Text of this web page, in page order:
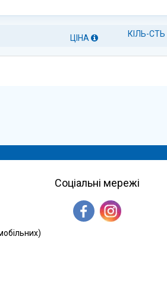
ЦІНА КІЛЬ-СТЬ
Соціальні мережі